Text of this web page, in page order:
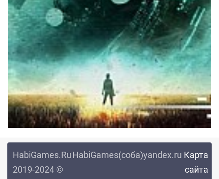
HabiGames.Ru
2019-2024 ©
HabiGames(соба)yandex.ru Карта
сайта